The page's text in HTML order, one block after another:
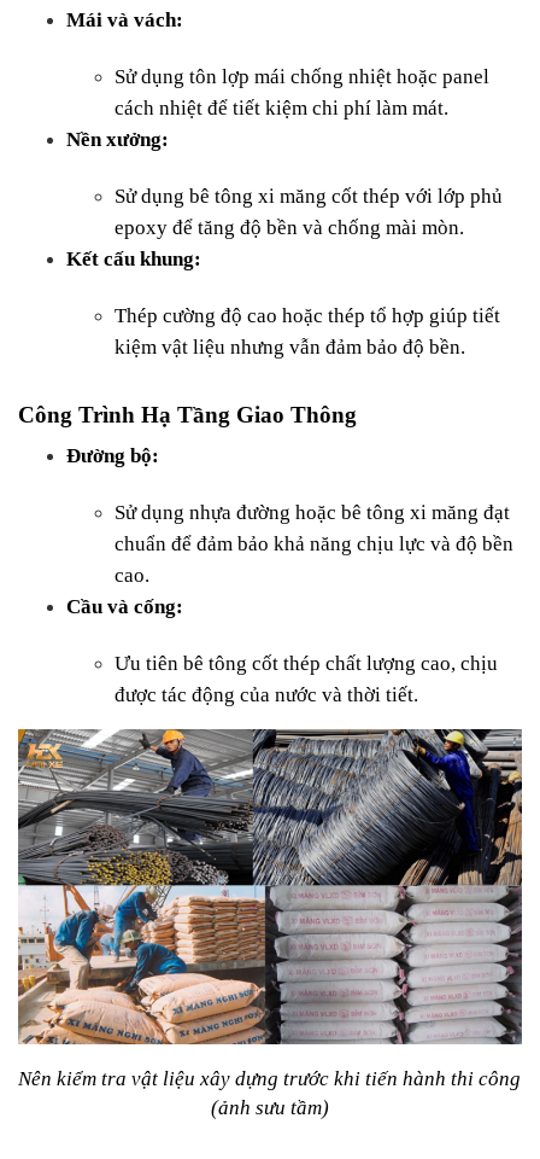
Mái và vách:
Sử dụng tôn lợp mái chống nhiệt hoặc panel
cách nhiệt để tiết kiệm chi phí làm mát.
Nền xưởng:
Sử dụng bê tông xi măng cốt thép với lớp phủ
epoxy để tăng độ bền và chống mài mòn.
Kết cấu khung:
Thép cường độ cao hoặc thép tổ hợp giúp tiết
kiệm vật liệu nhưng vẫn đảm bảo độ bền.
Công Trình Hạ Tầng Giao Thông
Đường bộ:
Sử dụng nhựa đường hoặc bê tông xi măng đạt
chuẩn để đảm bảo khả năng chịu lực và độ bền
cao.
Cầu và cống:
Ưu tiên bê tông cốt thép chất lượng cao, chịu
được tác động của nước và thời tiết.
Nên kiểm tra vật liệu xây dựng trước khi tiến hành thi công
(ảnh sưu tầm)